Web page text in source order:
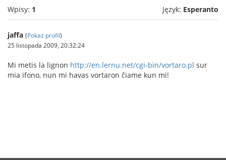
Wpisy: 1 Język: Esperanto
jaffa (Pokaż profil)
25 listopada 2009, 20:32:24
Mi metis la lignon http://en.lernu.net/cgi-bin/vortaro.pl sur
mia ifono, nun mi havas vortaron ĉiame kun mi!